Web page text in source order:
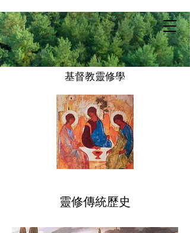
基督教靈修學
​靈修傳統歷史